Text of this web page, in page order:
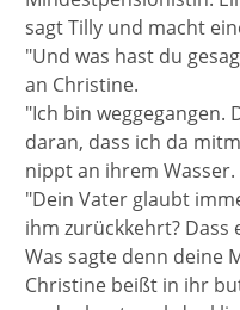
sagt Tilly und macht
"Und was hast du
an Christine.
"Ich bin weggegangen.
daran, dass ich da
nippt an ihrem Wasser.
"Dein Vater glaubt
ihm zurückkehrt? Dass
Was sagte denn deine
Christine beißt in ihr